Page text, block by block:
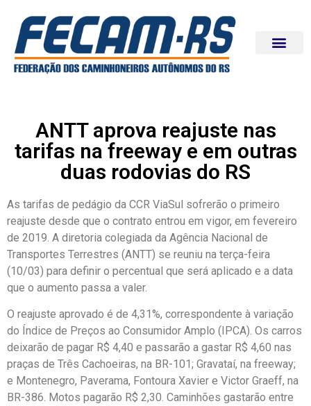
ANTT aprova reajuste nas
tarifas na freeway e em outras
duas rodovias do RS
As tarifas de pedágio da CCR ViaSul sofrerão o primeiro
reajuste desde que o contrato entrou em vigor, em fevereiro
de 2019. A diretoria colegiada da Agência Nacional de
Transportes Terrestres (ANTT) se reuniu na terça-feira
(10/03) para definir o percentual que será aplicado e a data
que o aumento passa a valer.
O reajuste aprovado é de 4,31%, correspondente à variação
do Índice de Preços ao Consumidor Amplo (IPCA). Os carros
deixarão de pagar R$ 4,40 e passarão a gastar R$ 4,60 nas
praças de Três Cachoeiras, na BR-101; Gravataí, na freeway;
e Montenegro, Paverama, Fontoura Xavier e Victor Graeff, na
BR-386. Motos pagarão R$ 2,30. Caminhões gastarão entre